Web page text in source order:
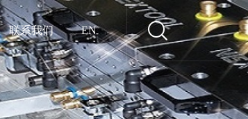
联系我们 EN